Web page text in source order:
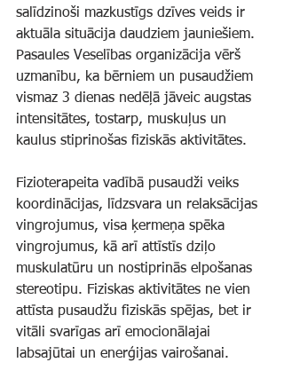
salīdzinoši mazkustīgs dzīves veids ir
aktuāla situācija daudziem jauniešiem.
Pasaules Veselības organizācija vērš
uzmanību, ka bērniem un pusaudžiem
vismaz 3 dienas nedēļā jāveic augstas
intensitātes, tostarp, muskuļus un
kaulus stiprinošas fiziskās aktivitātes.
Fizioterapeita vadībā pusaudži veiks
koordinācijas, līdzsvara un relaksācijas
vingrojumus, visa ķermeņa spēka
vingrojumus, kā arī attīstīs dziļo
muskulatūru un nostiprinās elpošanas
stereotipu. Fiziskas aktivitātes ne vien
attīsta pusaudžu fiziskās spējas, bet ir
vitāli svarīgas arī emocionālajai
labsajūtai un enerģijas vairošanai.